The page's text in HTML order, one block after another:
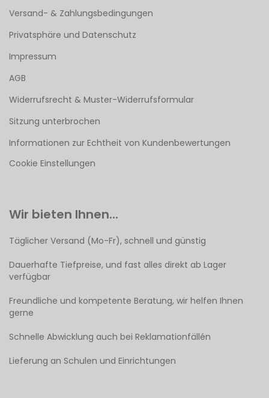
Versand- & Zahlungsbedingungen
Privatsphäre und Datenschutz
Impressum
AGB
Widerrufsrecht & Muster-Widerrufsformular
Sitzung unterbrochen
Informationen zur Echtheit von Kundenbewertungen
Cookie Einstellungen
Wir bieten Ihnen...
Täglicher Versand (Mo-Fr), schnell und günstig
Dauerhafte Tiefpreise, und fast alles direkt ab Lager
verfügbar
Freundliche und kompetente Beratung, wir helfen Ihnen
gerne
Schnelle Abwicklung auch bei Reklamationfällén
Lieferung an Schulen und Einrichtungen